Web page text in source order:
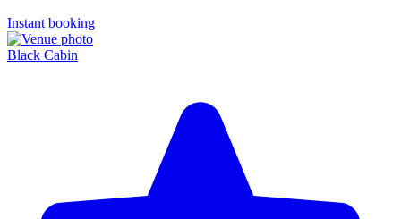
Instant booking
Black Cabin